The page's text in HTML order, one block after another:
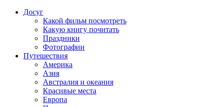
Досуг
Какой фильм посмотреть
Какую книгу почитать
Праздники
Фотографии
Путешествия
Америка
Азия
Австралия и океания
Красивые места
Европа